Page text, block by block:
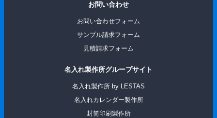
お問い合わせ
お問い合わせフォーム
サンプル請求フォーム
見積請求フォーム
名入れ製作所グループサイト
名入れ製作所 by LESTAS
名入れカレンダー製作所
封筒印刷製作所